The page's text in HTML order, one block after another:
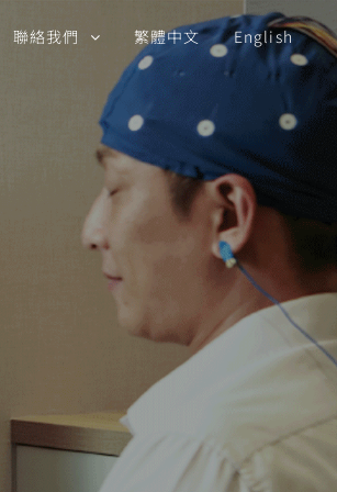
聯絡我們 繁體中文 English